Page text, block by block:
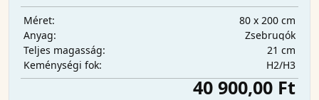
Méret:
80 x 200 cm
Anyag:
Zsebrugók
Teljes magasság:
21 cm
Keménységi fok:
H2/H3
40 900,00 Ft